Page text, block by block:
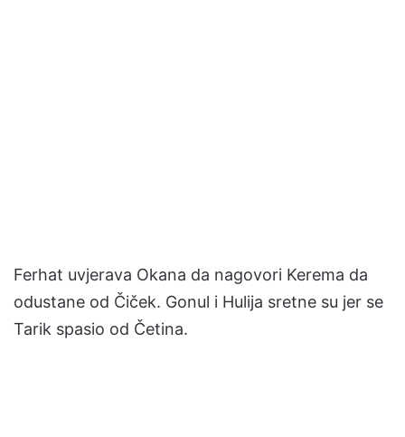
Ferhat uvjerava Okana da nagovori Kerema da
odustane od Čiček. Gonul i Hulija sretne su jer se
Tarik spasio od Četina.